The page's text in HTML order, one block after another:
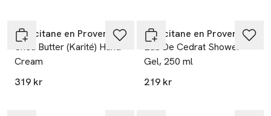
L’Occitane en Provence
Shea Butter (Karité) Hand
Cream
319 kr
L’Occitane en Provence
Eau De Cedrat Shower
Gel, 250 ml
219 kr